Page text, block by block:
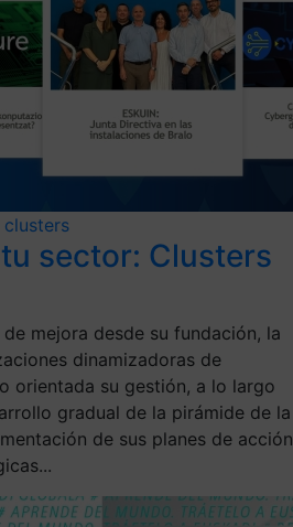
sector: Clusters
mejora desde su fundación, la
dinamizadoras de
orientada su gestión, a lo largo
gradual de la pirámide de la
de sus planes de acción